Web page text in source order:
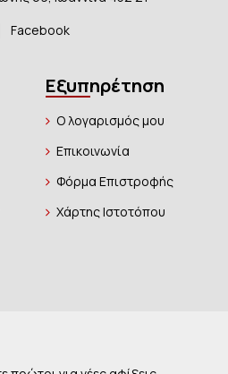
Facebook
Εξυπηρέτηση
Ο λογαρισμός μου
Επικοινωνία
Φόρμα Επιστροφής
Χάρτης Ιστοτόπου